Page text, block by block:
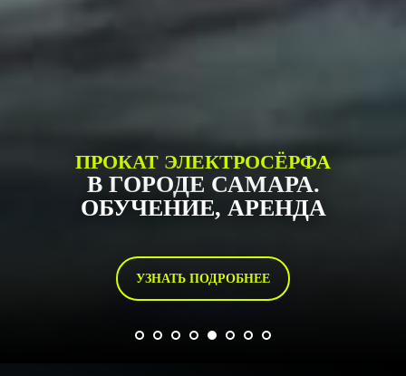
ПРОКАТ ЭЛЕКТРОСЁРФА
В ГОРОДЕ САМАРА.
ОБУЧЕНИЕ, АРЕНДА
УЗНАТЬ ПОДРОБНЕЕ